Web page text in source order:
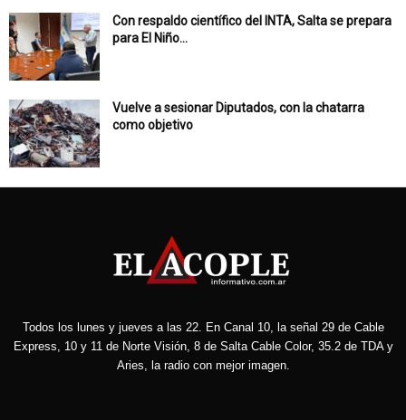
Con respaldo científico del INTA, Salta se prepara
para El Niño...
Vuelve a sesionar Diputados, con la chatarra
como objetivo
Todos los lunes y jueves a las 22. En Canal 10, la señal 29 de Cable
Express, 10 y 11 de Norte Visión, 8 de Salta Cable Color, 35.2 de TDA y
Aries, la radio con mejor imagen.